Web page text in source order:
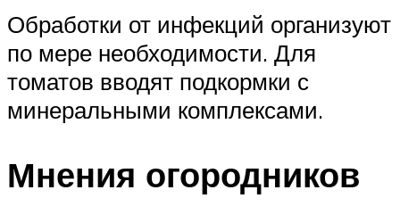
Обработки от инфекций организуют
по мере необходимости. Для
томатов вводят подкормки с
минеральными комплексами.
Мнения огородников